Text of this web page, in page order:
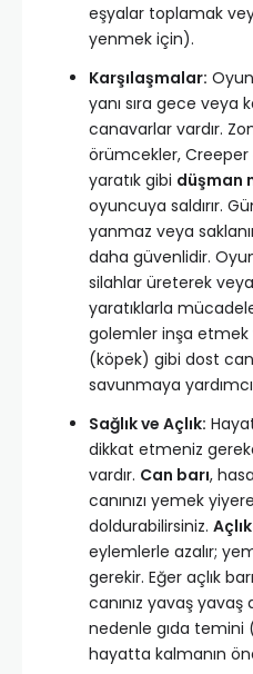
eşyalar toplamak
yenmek için).
Karşılaşmalar:
yanı sıra gece veya
canavarlar vardır.
örümcekler, Creeper
yaratık gibi düşman
oyuncuya saldırır.
yanmaz veya
daha güvenlidir.
silahlar üreterek
yaratıklarla
golemler inşa etmek
(köpek) gibi dost
savunmaya
Sağlık ve Açlık:
dikkat etmeniz
vardır. Can barı,
canınızı yemek
doldurabilirsiniz.
eylemlerle azalır;
gerekir. Eğer açlık
canınız yavaş
nedenle gıda
hayatta kalmanın